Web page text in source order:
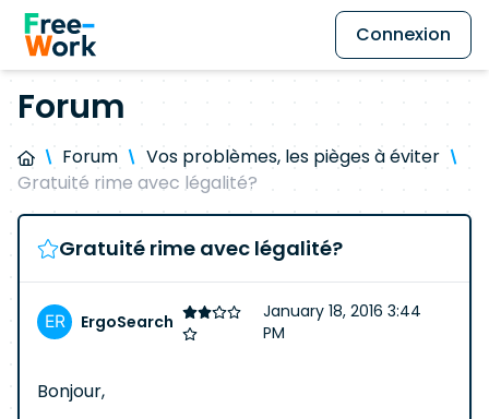
Connexion
Forum
Forum
Vos problèmes, les pièges à éviter
Gratuité rime avec légalité?
Gratuité rime avec légalité?
ErgoSearch
January 18, 2016 3:44
PM
Bonjour,